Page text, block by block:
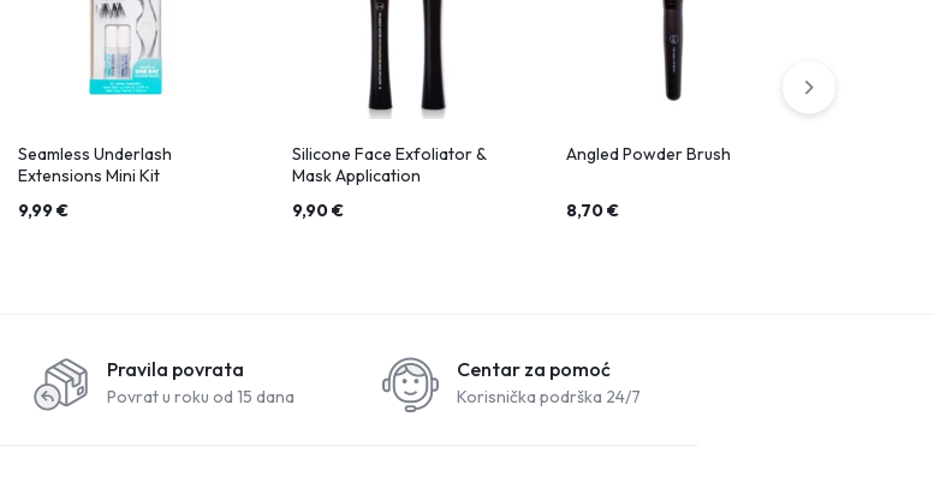
Seamless Underlash
Extensions Mini Kit
9,99€
Silicone Face Exfoliator &
Mask Application
9,90€
Angled Powder Brush
8,70€
Pravila povrata
Povrat u roku od 15 dana
Centar za pomoć
Korisnička podrška 24/7